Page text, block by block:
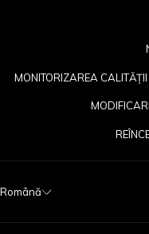
MONITORIZAREA CALITĂȚII
Română